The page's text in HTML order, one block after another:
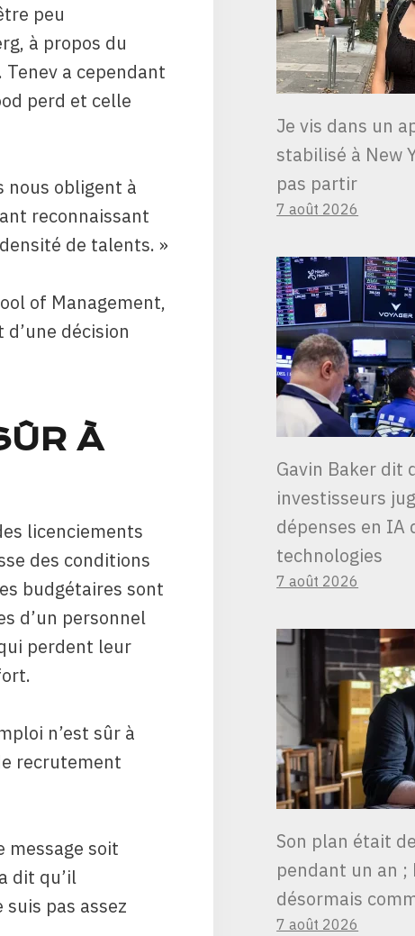
peu
à propos du
a cependant
perd et celle
nous obligent à
reconnaissant
de talents. »
of Management,
décision
À
licenciements
des conditions
budgétaires sont
d’un personnel
perdent leur
n’est sûr à
recrutement
message soit
dit qu’il
pas assez
Je vis dans un
stabilisé à New
pas partir
7 août 2026
Gavin Baker dit
investisseurs
dépenses en IA
technologies
7 août 2026
Son plan était
pendant un an ;
désormais
7 août 2026